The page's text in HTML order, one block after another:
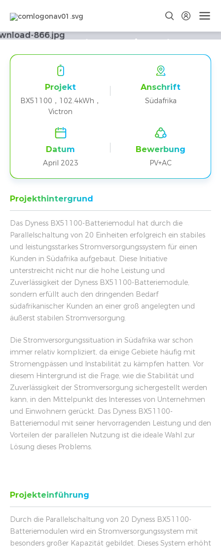
Zwanzig parallele
Heimspeicherprojekte in
Projekt
BX51100，102.4kWh，
Victron
Anschrift
Südafrika
Datum
April 2023
Bewerbung
PV+AC
Projekthintergrund
Das Dyness BX51100-Batteriemodul hat durch die
Parallelschaltung von 20 Einheiten erfolgreich ein stabiles
und leistungsstarkes Stromversorgungssystem für einen
Kunden in Südafrika aufgebaut. Diese Initiative
unterstreicht nicht nur die hohe Leistung und
Zuverlässigkeit der Dyness BX51100-Batteriemodule,
sondern erfüllt auch den dringenden Bedarf
südafrikanischer Kunden an einer groß angelegten und
äußerst stabilen Stromversorgung.
Die Stromversorgungssituation in Südafrika war schon
immer relativ kompliziert, da einige Gebiete häufig mit
Stromengpässen und Instabilität zu kämpfen hatten. Vor
diesem Hintergrund ist die Frage, wie die Stabilität und
Zuverlässigkeit der Stromversorgung sichergestellt werden
kann, in den Mittelpunkt des Interesses von Unternehmen
und Einwohnern gerückt. Das Dyness BX51100-
Batteriemodul mit seiner hervorragenden Leistung und den
Vorteilen der parallelen Nutzung ist die ideale Wahl zur
Lösung dieses Problems.
Projekteinführung
Durch die Parallelschaltung von 20 Dyness BX51100-
Batteriemodulen wird ein Stromversorgungssystem mit
besonders großer Kapazität gebildet. Dieses System erhöht